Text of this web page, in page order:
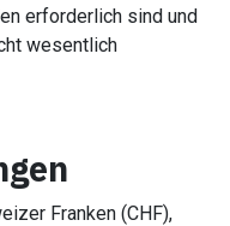
erforderlich sind und
wesentlich
Franken (CHF),